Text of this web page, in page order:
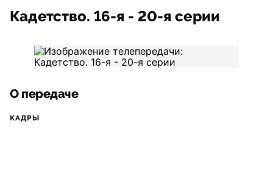
Кадетство. 16-я - 20-я серии
О передаче
КАДРЫ